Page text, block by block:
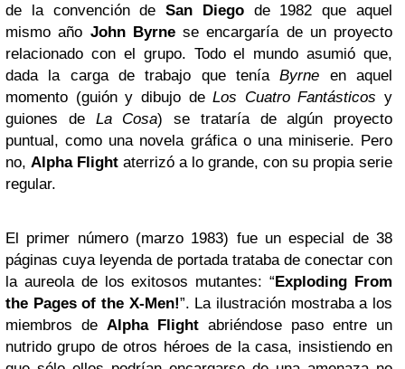
de la convención deSan Diegode 1982 que aquel
mismo año John Byrnese encargaría de un proyecto
relacionado con el grupo. Todo el mundo asumió que,
dada la carga de trabajo que teníaByrne en aquel
momento (guión y dibujo deLos Cuatro Fantásticos y
guiones de La Cosa) se trataría de algún proyecto
puntual, como una novela gráfica o una miniserie. Pero
no, Alpha Flight aterrizó a lo grande, con su propia serie
regular.
El primer número (marzo 1983) fue un especial de 38
páginas cuya leyenda de portada trataba de conectar con
la aureola de los exitosos mutantes: “Exploding From
the Pages of the X-Men!”. La ilustración mostraba a los
miembros de Alpha Flight abriéndose paso entre un
nutrido grupo de otros héroes de la casa, insistiendo en